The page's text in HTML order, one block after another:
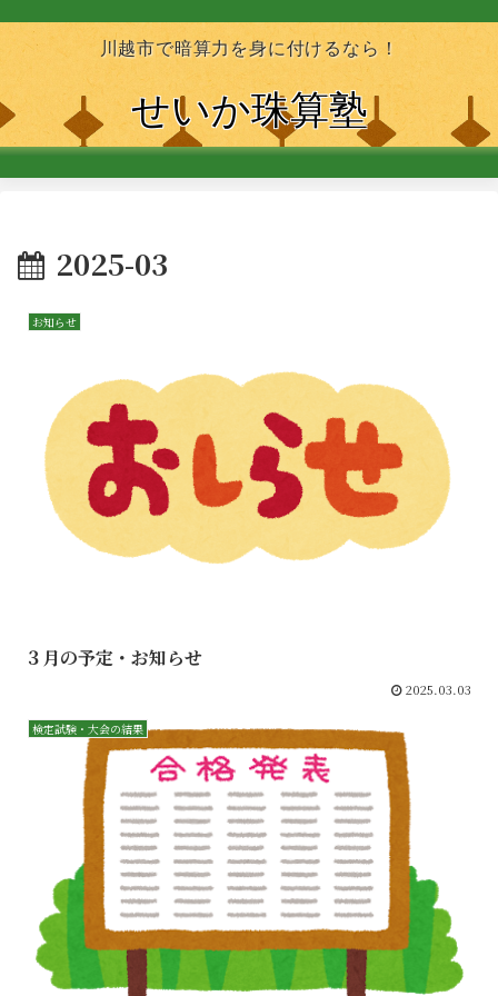
川越市で暗算力を身に付けるなら！
せいか珠算塾
2025-03
お知らせ
３月の予定・お知らせ
2025.03.03
検定試験・大会の結果